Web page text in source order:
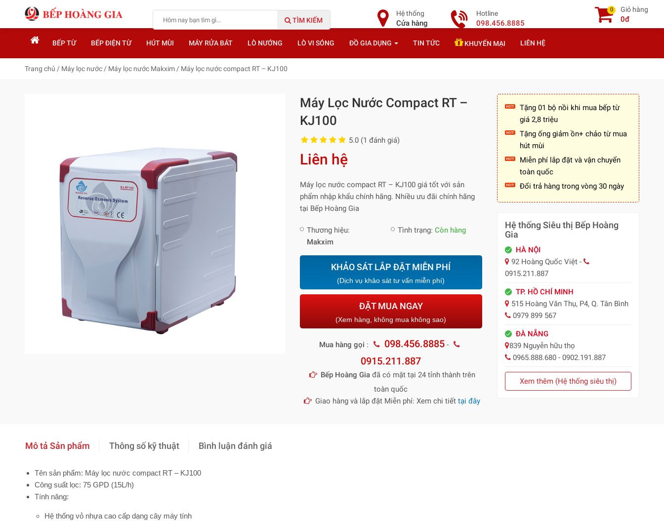
TÌM KIẾM
Hotline
098.456.8885
Hệ thống
Cửa hàng
0 Giỏ hàng
0đ
BẾP TỪ BẾP ĐIỆN TỪ HÚT MÙI MÁY RỬA BÁT LÒ NƯỚNG LÒ VI SÓNG ĐỒ GIA DỤNG TIN TỨC KHUYẾN MẠI LIÊN HỆ
Trang chủ / Máy lọc nước / Máy lọc nước Makxim / Máy lọc nước compact RT – KJ100
Máy Lọc Nước Compact RT –
KJ100
5.0 (1 đánh giá)
Liên hệ
Máy lọc nước compact RT – KJ100 giá tốt với sản
phẩm nhập khẩu chính hãng. Nhiều ưu đãi chính hãng
tại Bếp Hoàng Gia
Thương hiệu:
Makxim
Tình trạng:Còn hàng
KHẢO SÁT LẮP ĐẶT MIỄN PHÍ
(Dịch vụ khảo sát tư vấn miễn phí)
ĐẶT MUA NGAY
(Xem hàng, không mua không sao)
Mua hàng gọi : 098.456.8885 -
0915.211.887
Bếp Hoàng Giađã có mặt tại 24 tỉnh thành trên
toàn quốc
Giao hàng và lắp đặt Miễn phí: Xem chi tiếttại đây
Tặng 01 bộ nồi khi mua bếp từ
giá 2,8 triệu
Tặng ống giảm ồn+ chảo từ mua
hút mùi
Miễn phí lắp đặt và vận chuyển
toàn quốc
Đổi trả hàng trong vòng 30 ngày
Hệ thống Siêu thị Bếp Hoàng
Gia
HÀ NỘI
92 Hoàng Quốc Việt -
0915.211.887
TP. HỒ CHÍ MINH
515 Hoàng Văn Thụ, P4, Q. Tân Bình
0979 899 567
ĐÀ NẴNG
839 Nguyễn hữu thọ
0965.888.680 - 0902.191.887
Xem thêm (Hệ thống siêu thị)
Mô tả Sản phẩm Thông số kỹ thuật Bình luận đánh giá
Tên sản phẩm: Máy lọc nước compact RT – KJ100
Công suất lọc: 75 GPD (15L/h)
Tính năng:
Hệ thống vỏ nhựa cao cấp dạng cây máy tính